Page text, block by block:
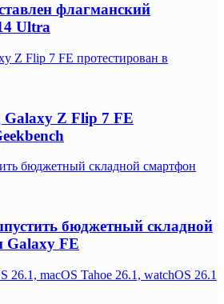
флагманский
Ultra
Z Flip 7 FE протестирован в
Z Flip 7 FE
бюджетный складной смартфон
бюджетный складной
Galaxy FE
26.1, macOS Tahoe 26.1, watchOS 26.1